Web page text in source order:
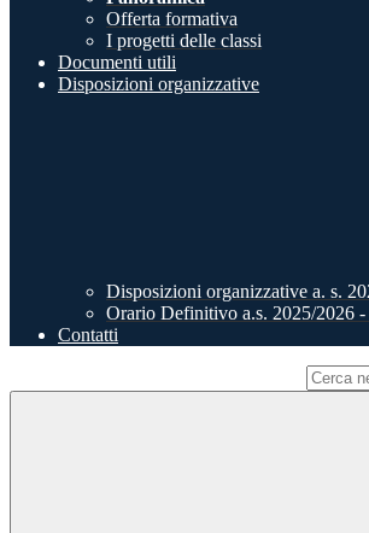
Offerta formativa
I progetti delle classi
Documenti utili
Disposizioni organizzative
Disposizioni organizzative a. s.
Orario Definitivo a.s. 2025/2026
Contatti